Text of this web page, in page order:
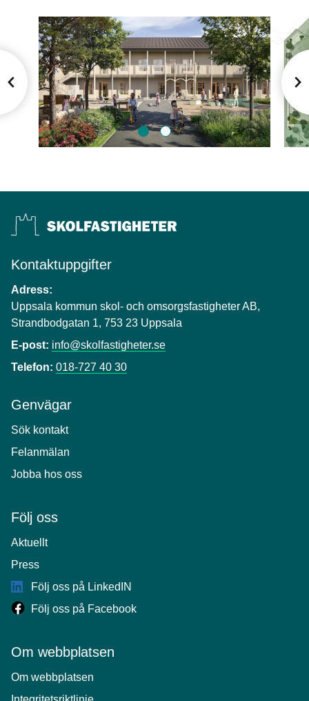
Bild
1
Bild
2
Bild
1
Bild
2
Kontaktuppgifter
Adress:
Uppsala kommun skol- och omsorgsfastigheter AB,
Strandbodgatan 1, 753 23 Uppsala
E-post: info@skolfastigheter.se
Telefon: 018-727 40 30
Genvägar
Sök kontakt
Felanmälan
Jobba hos oss
Följ oss
Aktuellt
Press
Följ oss på LinkedIN
Följ oss på Facebook
Om webbplatsen
Om webbplatsen